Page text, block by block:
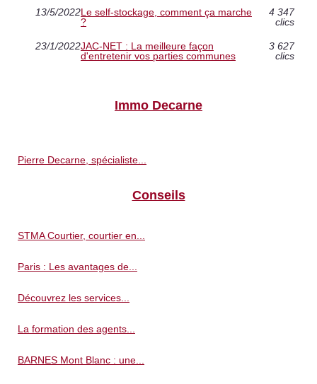
13/5/2022Le self-stockage, comment ça marche
?
4 347
clics
23/1/2022JAC-NET : La meilleure façon
d'entretenir vos parties communes
3 627
clics
Immo Decarne
Pierre Decarne, spécialiste...
Conseils
STMA Courtier, courtier en...
Paris : Les avantages de...
Découvrez les services...
La formation des agents...
BARNES Mont Blanc : une...